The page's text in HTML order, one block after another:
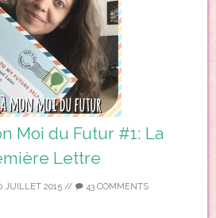
Moi du Futur #1: La
Lettre
JUILLET 2015// 43 COMMENTS